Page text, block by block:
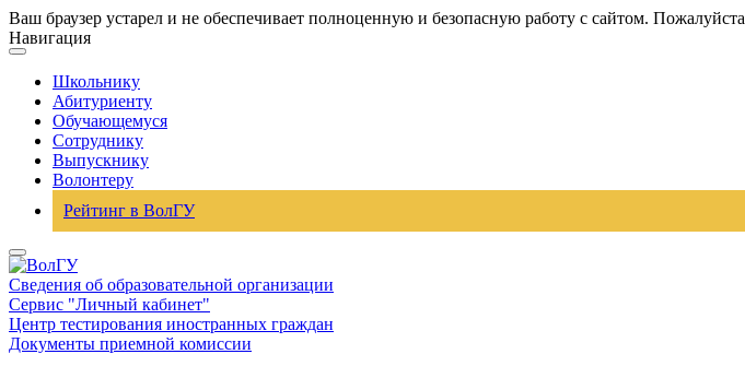
Ваш браузер устарел и не обеспечивает полноценную и безопасную работу с сайтом. Пожалуйста
Навигация
Школьнику
Абитуриенту
Обучающемуся
Сотруднику
Выпускнику
Волонтеру
Рейтинг в ВолГУ
Сведения об образовательной организации
Сервис "Личный кабинет"
Центр тестирования иностранных граждан
Документы приемной комиссии